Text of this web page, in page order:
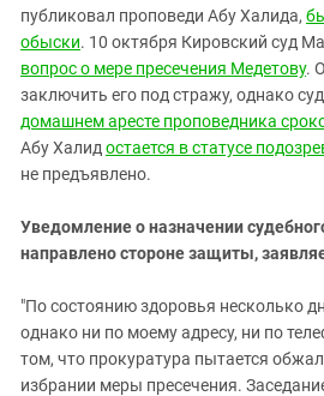
Чечня
Южная Осетия
Южный Кавказ
ЮФО
публиковал проповеди Абу Халида,
обыски. 10 октября Кировский суд
вопрос о мере пресечения Медетову.
заключить его под стражу, однако суд
домашнем аресте проповедника
Абу Халид остается в статусе
не предъявлено.
Уведомление о назначении
направлено стороне защиты,
"По состоянию здоровья несколько
однако ни по моему адресу, ни по
том, что прокуратура пытается
избрании меры пресечения.